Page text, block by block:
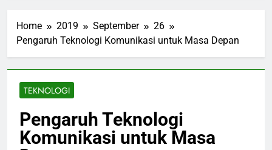
Home 2019 September
26
Pengaruh Teknologi Komunikasi untuk Masa Depan
TEKNOLOGI
Pengaruh Teknologi
Komunikasi untuk Masa